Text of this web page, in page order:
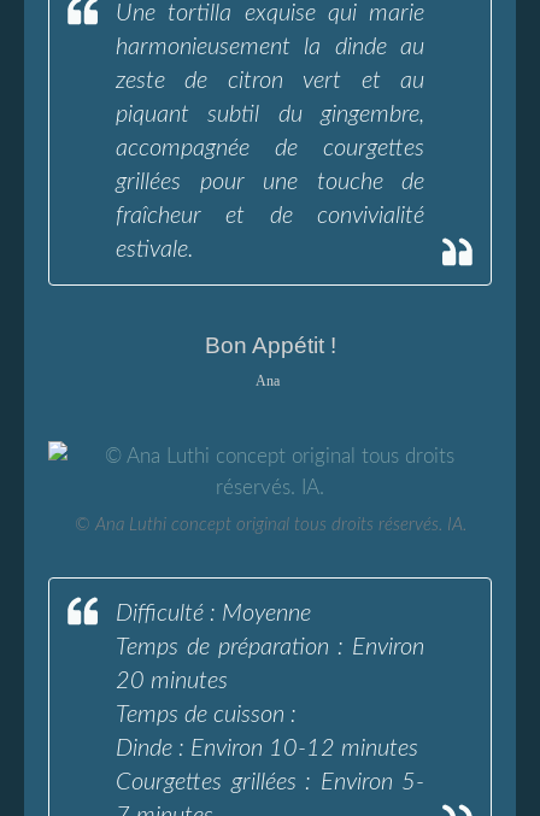
Une tortilla exquise qui marie
harmonieusement la dinde au
zeste de citron vert et au
piquant subtil du gingembre,
accompagnée de courgettes
grillées pour une touche de
fraîcheur et de convivialité
estivale.
Bon Appétit !
Ana
© Ana Luthi concept original tous droits réservés. IA.
Difficulté : Moyenne
Temps de préparation : Environ
20 minutes
Temps de cuisson :
Dinde : Environ 10-12 minutes
Courgettes grillées : Environ 5-